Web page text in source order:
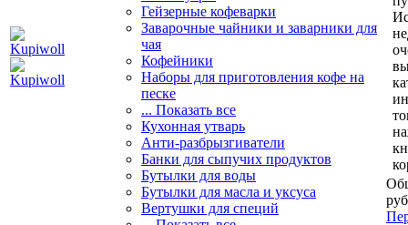
Гейзерные кофеварки
Заварочные чайники и заварники для
чая
Кофейники
Наборы для приготовления кофе на
песке
... Показать все
Кухонная утварь
Анти-разбрызгиватели
Банки для сыпучих продуктов
Бутылки для воды
Бутылки для масла и уксуса
Вертушки для специй